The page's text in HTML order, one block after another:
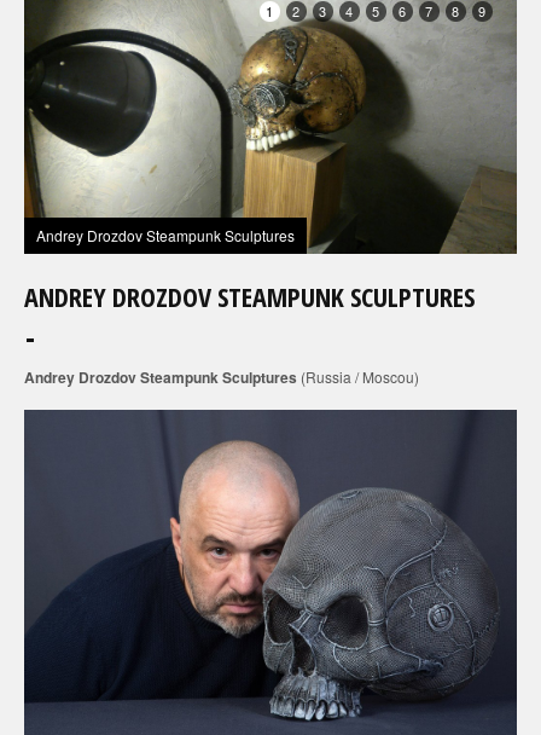
Andrey Drozdov Steampunk Sculptures
1 2 3 4 5 6 7 8 9
ANDREY DROZDOV STEAMPUNK SCULPTURES
Andrey Drozdov Steampunk Sculptures (Russia / Moscou)